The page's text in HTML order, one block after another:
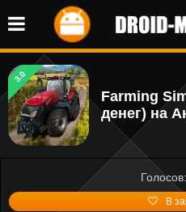
3.0
Farming
денег) на
В